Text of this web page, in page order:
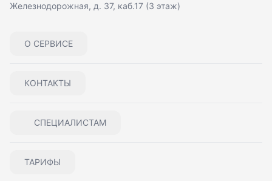
О СЕРВИСЕ
КОНТАКТЫ
СПЕЦИАЛИСТАМ
ТАРИФЫ
Железнодорожная, д. 37, каб.17 (3 этаж)